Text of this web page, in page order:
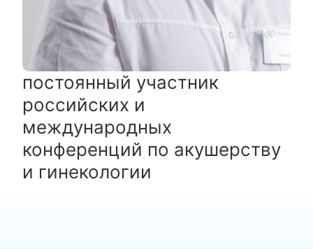
постоянный участник
российских и
международных
конференций по акушерству
и гинекологии